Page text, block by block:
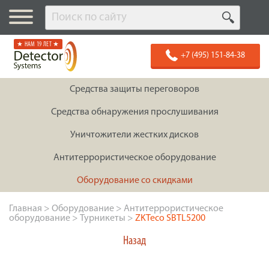
★ НАМ 19 ЛЕТ ★
+7 (495) 151-84-38
Средства защиты переговоров
Средства обнаружения прослушивания
Уничтожители жестких дисков
Антитеррористическое оборудование
Оборудование со скидками
Главная > Оборудование > Антитеррористическое
оборудование > Турникеты > ZKTeco SBTL5200
Назад